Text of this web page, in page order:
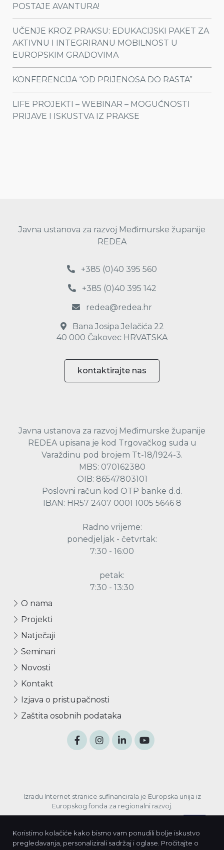
POSTAJE AVANTURA!
UČENJE KROZ PRAKSU: EDUKACIJSKI PAKET ZA
AKTIVNU I INTEGRIRANU MOBILNOST U
EUROPSKIM GRADOVIMA
KONFERENCIJA “OD PRIJENOSA DO RASTA”
LIFE PROJEKTI – WEBINAR – MOGUĆNOSTI
PRIJAVE I ISKUSTVA IZ PRAKSE
Javna ustanova za razvoj Međimurske županije
REDEA
+385 (0)40 395 560
+385 (0)40 395 142
redea@redea.hr
Bana Josipa Jelačića 22
40 000 Čakovec HRVATSKA
kontaktirajte nas
Javna ustanova za razvoj Međimurske županije
REDEA upisana je kod Trgovačkog suda u
Varaždinu pod brojem Tt-18/1924-3.
MBS: 070162380
OIB: 86547803101
Poslovni račun kod OTP banke d.d.
IBAN: HR57 2407 0001 1005 5646 8
Radno vrijeme:
ponedjeljak - četvrtak:
7:30 - 16:00
petak:
7:30 - 13:30
O nama
Projekti
Natječaji
Seminari
Novosti
Kontakt
Izjava o pristupačnosti
Zaštita osobnih podataka
Izradu Internet stranice sufinancirala je Europska unija iz
Europskog fonda za regionalni razvoj.
Koristimo kolačiće kako bismo vam ponudili bolje iskustvo
pregledavanja, personalizirali sadržaj i oglase. Pročitajte o